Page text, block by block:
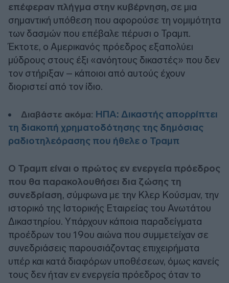
επέφεραν πλήγμα στην κυβέρνηση, σε μια
σημαντική υπόθεση που αφορούσε τη νομιμότητα
των δασμών που επέβαλε πέρυσι ο Τραμπ.
Έκτοτε, ο Αμερικανός πρόεδρος εξαπολύει
μύδρους στους έξι «ανόητους δικαστές» που δεν
τον στήριξαν – κάποιοι από αυτούς έχουν
διοριστεί από τον ίδιο.
Διαβάστε ακόμα: ΗΠΑ: Δικαστής απορρίπτει
τη διακοπή χρηματοδότησης της δημόσιας
ραδιοτηλεόρασης που ήθελε ο Τραμπ
Ο Τραμπ είναι ο πρώτος εν ενεργεία πρόεδρος
που θα παρακολουθήσει δια ζώσης τη
συνεδρίαση, σύμφωνα με την Κλερ Κούσμαν, την
ιστορικό της Ιστορικής Εταιρείας του Ανωτάτου
Δικαστηρίου. Υπάρχουν κάποια παραδείγματα
προέδρων του 19ου αιώνα που συμμετείχαν σε
συνεδριάσεις παρουσιάζοντας επιχειρήματα
υπέρ και κατά διαφόρων υποθέσεων, όμως κανείς
τους δεν ήταν εν ενεργεία πρόεδρος όταν το